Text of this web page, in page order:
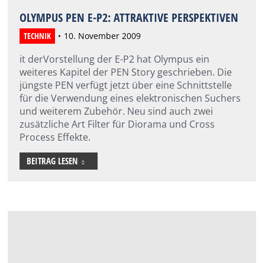
OLYMPUS PEN E-P2: ATTRAKTIVE PERSPEKTIVEN
TECHNIK 10. November 2009
it derVorstellung der E-P2 hat Olympus ein
weiteres Kapitel der PEN Story geschrieben. Die
jüngste PEN verfügt jetzt über eine Schnittstelle
für die Verwendung eines elektronischen Suchers
und weiterem Zubehör. Neu sind auch zwei
zusätzliche Art Filter für Diorama und Cross
Process Effekte.
BEITRAG LESEN